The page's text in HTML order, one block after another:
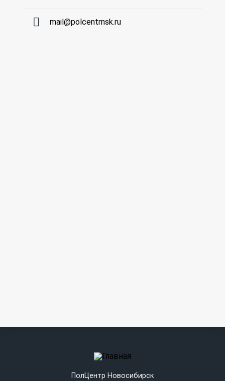
mail@polcentrnsk.ru
ПолЦентр Новосибирск